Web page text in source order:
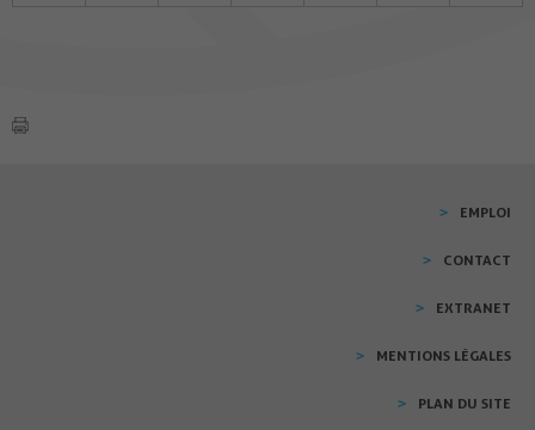
EMPLOI
CONTACT
EXTRANET
MENTIONS LÉGALES
PLAN DU SITE